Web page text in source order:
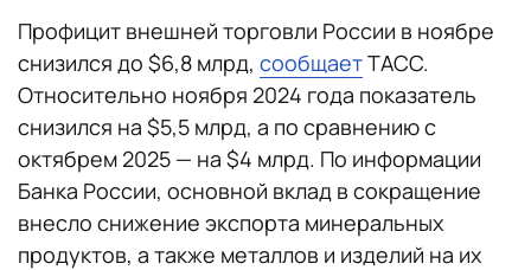
Профицит внешней торговли России в ноябре
снизился до $6,8 млрд, сообщаетТАСС.
Относительно ноября 2024 года показатель
снизился на $5,5 млрд, а по сравнению с
октябрем 2025 — на $4 млрд. По информации
Банка России, основной вклад в сокращение
внесло снижение экспорта минеральных
продуктов, а также металлов и изделий на их